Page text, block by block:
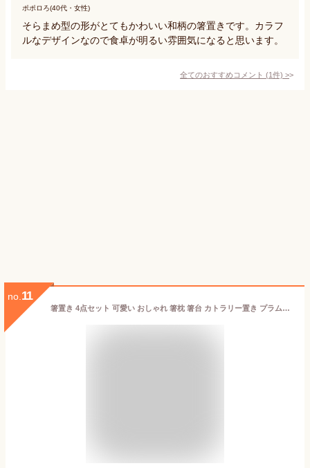
ポポロろ(40代・女性)
そらまめ型の形がとてもかわいい和柄の箸置きです。カラフ
ルなデザインなので食卓が明るい雰囲気になると思います。
全てのおすすめコメント (1件) >
no. 11
箸置き 4点セット 可愛い おしゃれ 箸枕 箸台 カトラリー置き プラムボッサム 和風 和柄 陶器 和食器 おもしろ お箸置き 料亭 旅館 箸休め 卓上飾り物 お手入れ簡単